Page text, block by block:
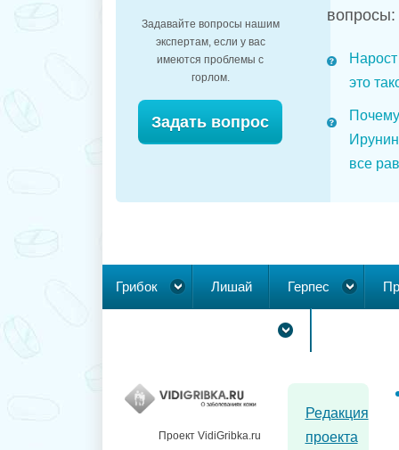
Задавайте вопросы нашим
экспертам, если у вас
имеются проблемы с
горлом.
Задать вопрос
вопросы:
это
все
Грибок Лишай Герпес
Проект VidiGribka.ru
Редакция
проекта